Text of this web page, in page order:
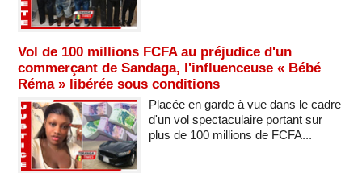
Vol de 100 millions FCFA au préjudice d'un
commerçant de Sandaga, l'influenceuse « Bébé
Réma » libérée sous conditions
Placée en garde à vue dans le cadre
d'un vol spectaculaire portant sur
plus de 100 millions de FCFA...